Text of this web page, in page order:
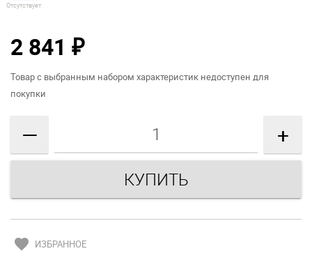
Отсутствует
2 841 ₽
Товар с выбранным набором характеристик недоступен для
покупки
— +
favorite ИЗБРАННОЕ